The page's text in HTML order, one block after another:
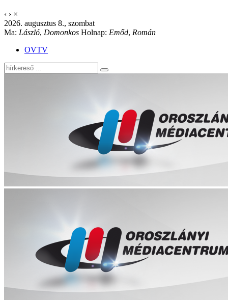
‹ › ×
2026. augusztus 8., szombat
Ma: László, Domonkos Holnap: Emőd, Román
OVTV